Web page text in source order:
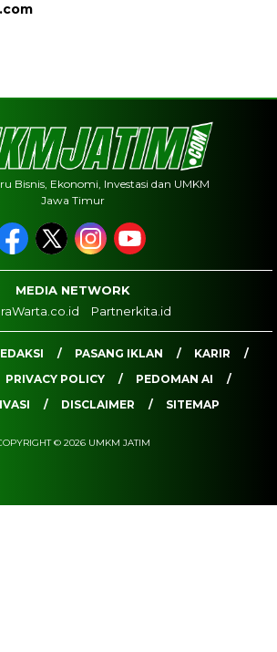
Bisnis, Ekonomi, Investasi dan UMKM
Jawa Timur
MEDIA NETWORK
Partnerkita.id
PASANG IKLAN
KARIR
PRIVACY POLICY
PEDOMAN AI
DISCLAIMER SITEMAP
© 2026 UMKM JATIM